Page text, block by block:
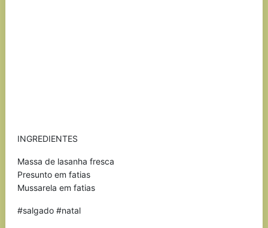
INGREDIENTES
Massa de lasanha fresca
Presunto em fatias
Mussarela em fatias
#salgado #natal